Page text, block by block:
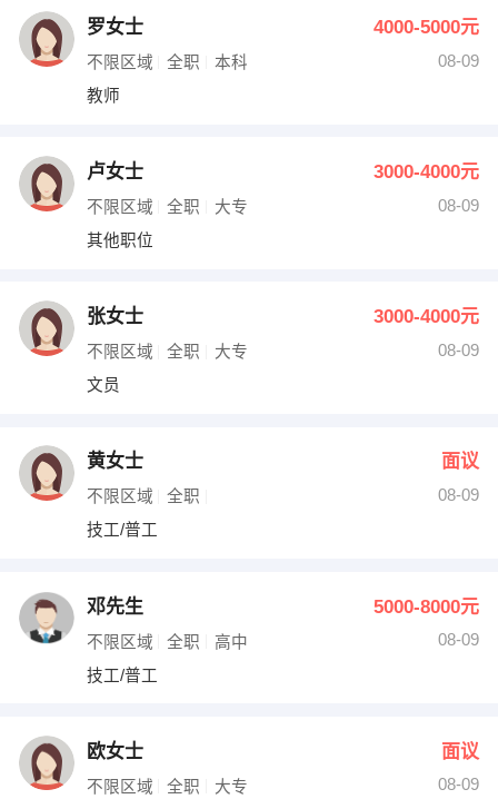
罗女士 4000-5000元
不限区域 全职 本科
08-09
教师
卢女士 3000-4000元
不限区域 全职 大专
08-09
其他职位
张女士 3000-4000元
不限区域 全职 大专
08-09
文员
黄女士 面议
不限区域 全职
08-09
技工/普工
邓先生 5000-8000元
不限区域 全职 高中
08-09
技工/普工
欧女士 面议
不限区域 全职 大专
08-09